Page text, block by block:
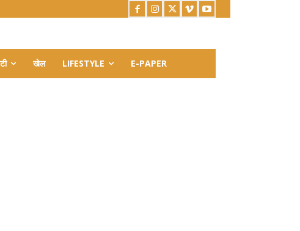
खेल LIFESTYLE E-PAPER